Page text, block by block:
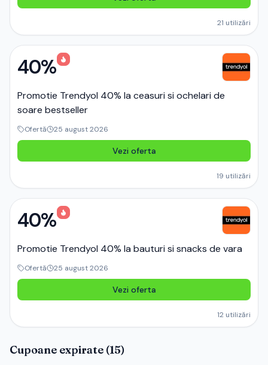
21 utilizări
40%
Promotie Trendyol 40% la ceasuri si ochelari de
soare bestseller
Ofertă 25 august 2026
Vezi oferta
19 utilizări
40%
Promotie Trendyol 40% la bauturi si snacks de vara
Ofertă 25 august 2026
Vezi oferta
12 utilizări
Cupoane expirate (15)